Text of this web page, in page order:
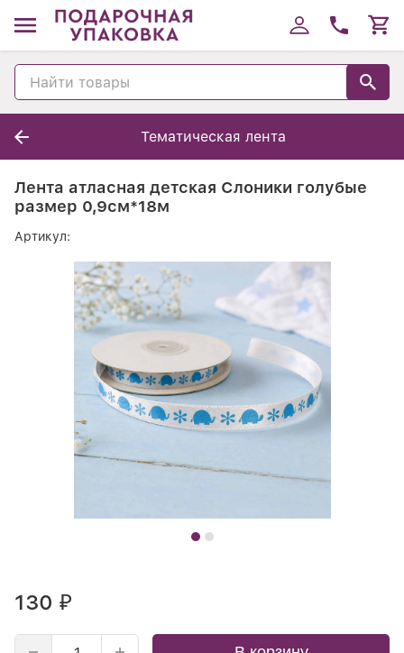
Тематическая лента
Лента атласная детская Слоники голубые
размер 0,9см*18м
Артикул:
130 ₽